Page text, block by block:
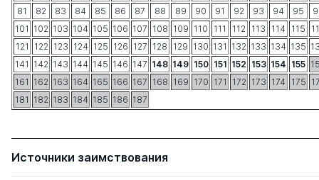
81
82 83 84 85 86 87 88 89 90 91 92 93 94 95
101 102 103 104 105 106 107 108 109 110 111 112 113 114 115
121
122 123 124 125 126 127 128 129 130 131 132 133 134 135
141 142 143 144 145 146 147 148 149 150 151 152 153 154 155
161 162 163 164 165 166 167 168 169 170 171 172 173 174 175
181 182 183 184 185 186 187
Источники заимствования